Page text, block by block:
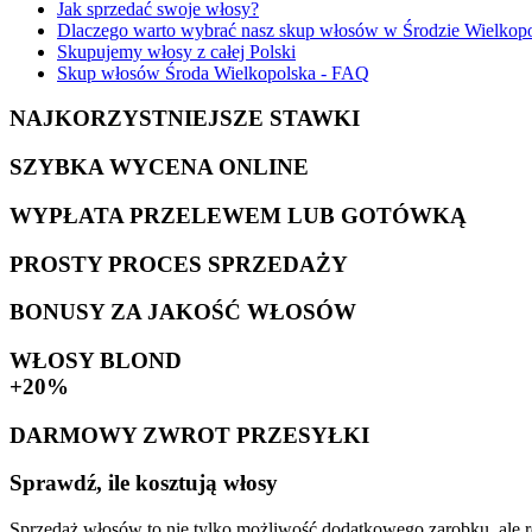
Jak sprzedać swoje włosy?
Dlaczego warto wybrać nasz skup włosów w Środzie
Skupujemy włosy z całej Polski
Skup włosów Środa Wielkopolska - FAQ
NAJKORZYSTNIEJSZE STAWKI
SZYBKA WYCENA ONLINE
WYPŁATA PRZELEWEM LUB GOTÓWKĄ
PROSTY PROCES SPRZEDAŻY
BONUSY ZA JAKOŚĆ WŁOSÓW
WŁOSY BLOND
+20%
DARMOWY ZWROT PRZESYŁKI
Sprawdź, ile kosztują włosy